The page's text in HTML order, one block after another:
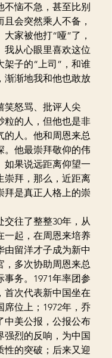
不恼不急，甚至比别
且会突然乘人不备，
家被他打“哑”了，
我从心眼里喜欢这位
架子的“上司”，和谁
渐渐地我和他也敢放
笑怒骂、批评人尖
粒的人，但他也是非
的人。他和周恩来总
。他最崇拜敬仰的伟
如果说远距离仰望一
崇拜，那么，近距离
拜是真正人格上的崇
交往了整整30年，从
一起，在周恩来培养
由留洋才子成为新中
，多次协助周恩来总
事务。1971年率团参
首次代表新中国坐在
席位上；1972年，乔
中美公报，公报公布
强烈的反响，为中国
性的突破；后来又迎